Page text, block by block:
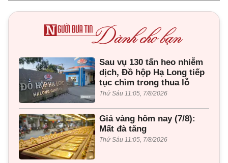
Sau vụ 130 tấn heo nhiễm
dịch, Đồ hộp Hạ Long tiếp
tục chìm trong thua lỗ
Thứ Sáu 11:05, 7/8/2026
Giá vàng hôm nay (7/8):
Mất đà tăng
Thứ Sáu 11:05, 7/8/2026